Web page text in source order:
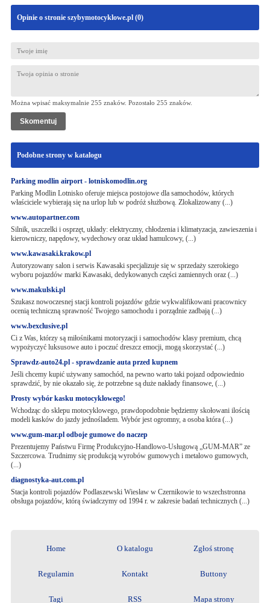
Opinie o stronie szybymotocyklowe.pl (0)
Można wpisać maksymalnie 255 znaków. Pozostało 255 znaków.
Podobne strony w katalogu
Parking modlin airport - lotniskomodlin.org
Parking Modlin Lotnisko oferuje miejsca postojowe dla samochodów, których
właściciele wybierają się na urlop lub w podróż służbową. Zlokalizowany (...)
www.autopartner.com
Silnik, uszczelki i osprzęt, układy: elektryczny, chłodzenia i klimatyzacja, zawieszenia i
kierowniczy, napędowy, wydechowy oraz układ hamulcowy, (...)
www.kawasaki.krakow.pl
Autoryzowany salon i serwis Kawasaki specjalizuje się w sprzedaży szerokiego
wyboru pojazdów marki Kawasaki, dedykowanych części zamiennych oraz (...)
www.makulski.pl
Szukasz nowoczesnej stacji kontroli pojazdów gdzie wykwalifikowani pracownicy
ocenią techniczną sprawność Twojego samochodu i porządnie zadbają (...)
www.bexclusive.pl
Ci z Was, którzy są miłośnikami motoryzacji i samochodów klasy premium, chcą
wypożyczyć luksusowe auto i poczuć dreszcz emocji, mogą skorzystać (...)
Sprawdz-auto24.pl - sprawdzanie auta przed kupnem
Jeśli chcemy kupić używany samochód, na pewno warto taki pojazd odpowiednio
sprawdzić, by nie okazało się, że potrzebne są duże nakłady finansowe, (...)
Prosty wybór kasku motocyklowego!
Wchodząc do sklepu motocyklowego, prawdopodobnie będziemy skołowani ilością
modeli kasków do jazdy jednośladem. Wybór jest ogromny, a osoba która (...)
www.gum-mar.pl odboje gumowe do naczep
Prezentujemy Państwu Firmę Produkcyjno-Handlowo-Usługową „GUM-MAR” ze
Szczercowa. Trudnimy się produkcją wyrobów gumowych i metalowo gumowych,
(...)
diagnostyka-aut.com.pl
Stacja kontroli pojazdów Podlaszewski Wiesław w Czernikowie to wszechstronna
obsługa pojazdów, którą świadczymy od 1994 r. w zakresie badań technicznych (...)
Home O katalogu Zgłoś stronę
Regulamin Kontakt Buttony
Tagi RSS Mapa strony